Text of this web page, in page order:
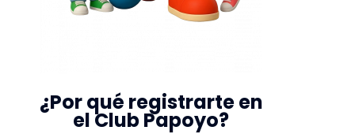
¿Por qué registrarte en
el Club Papoyo?